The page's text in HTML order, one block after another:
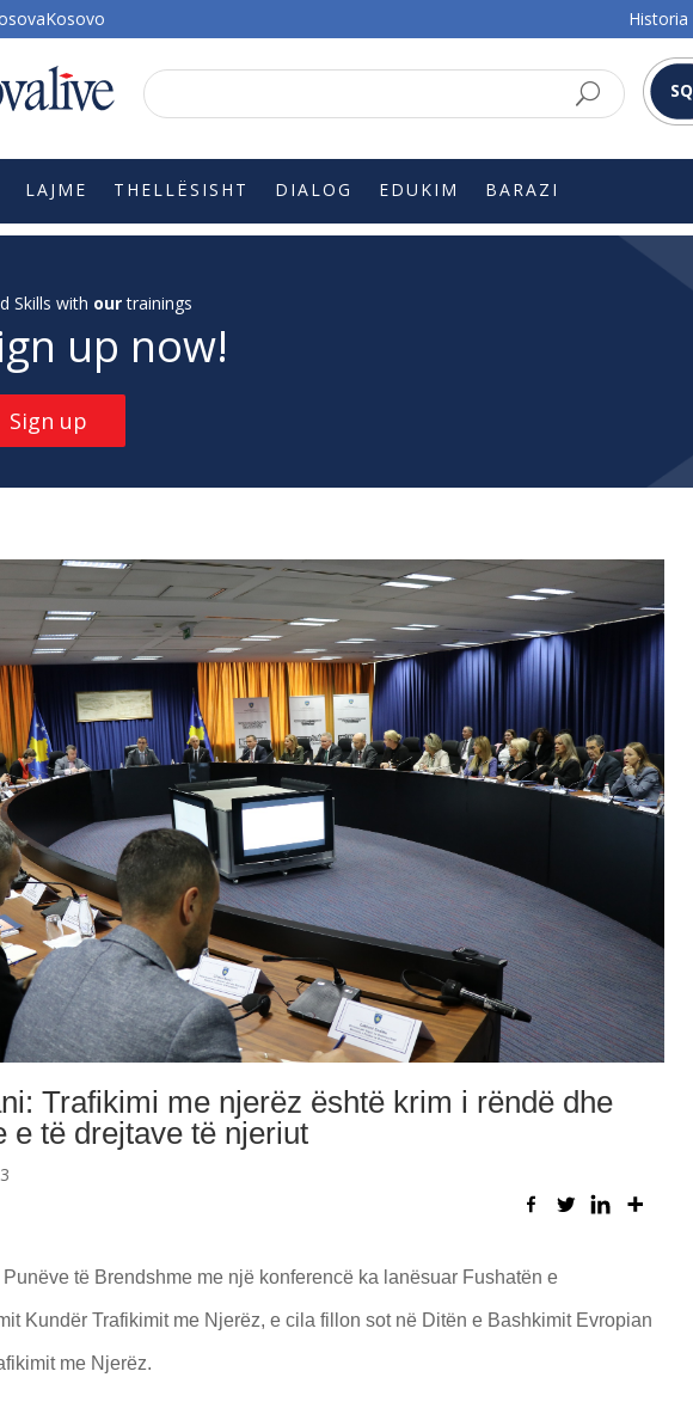
Historia
SQ
LAJME THELLËSISHT DIALOG EDUKIM BARAZI
Skills with ourtrainings
up now!
Sign up
Trafikimi me njerëz është krim i rëndë dhe
e të drejtave të njeriut
Punëve të Brendshme me një konferencë ka lanësuar Fushatën e
Kundër Trafikimit me Njerëz, e cila fillon sot në Ditën e Bashkimit Evropian
me Njerëz.